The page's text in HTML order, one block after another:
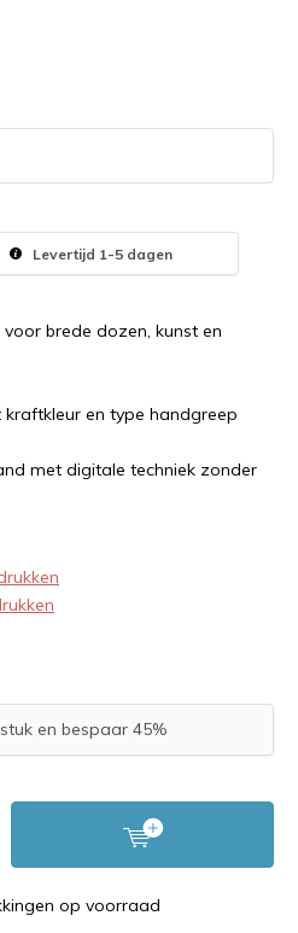
Levertijd 1-5 dagen
brede dozen, kunst en
kraftkleur en type handgreep
met digitale techniek zonder
en bespaar 45%
op voorraad